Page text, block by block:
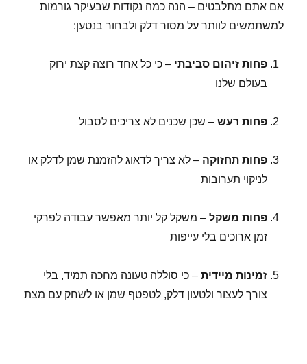
אם אתם מתלבטים – הנה כמה נקודות שבעיקר גורמות
למשתמשים לוותר על מסור דלק ולבחור בנטען:
פחות זיהום סביבתי – כי כל אחד רוצה קצת ירוק
בעולם שלנו
פחות רעש – שכן שכנים לא צריכים לסבול
פחות תחזוקה – לא צריך לדאוג להזמנת שמן לדלק או
לניקוי תערובות
פחות משקל – משקל קל יותר מאפשר עבודה לפרקי
זמן ארוכים בלי עייפות
זמינות מיידית – כי סוללה טעונה מחכה תמיד, בלי
צורך לעצור ולטעון דלק, לטפטף שמן או לשחק עם מצת